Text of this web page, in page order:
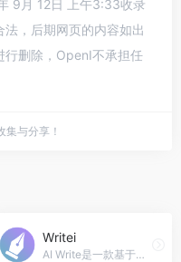
9月 12日 上午3:33收录
，后期网页的内容如出
行删除，OpenI不承担任
与分享！
Writei
AI Write是一款基于人工智能技术的文本生成工具，能够帮助用户快速生成高质量的文章。通过选择模板和输入基本信息，AI Write可以在几秒钟内生成独特、引人入胜的内容。，Writei官网入口网址